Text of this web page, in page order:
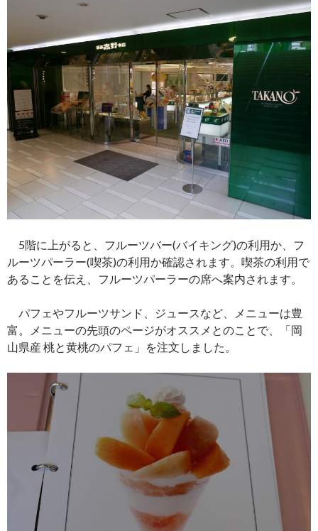
5階に上がると、フルーツバー(バイキング)の利用か、フ
ルーツパーラー(喫茶)の利用か確認されます。喫茶の利用で
あることを伝え、フルーツパーラーの席へ案内されます。
パフェやフルーツサンド、ジュースなど、メニューは豊
富。メニューの先頭のページがオススメとのことで、「岡
山県産 桃と黄桃のパフェ」を注文しました。